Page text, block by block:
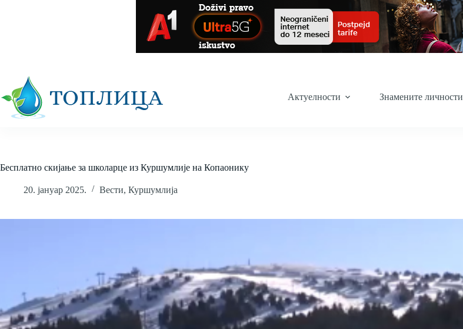
Актуелности Знамените личности
Бесплатно скијање за школарце из Куршумлије на Копаонику
20. јануар 2025. Вести, Куршумлија